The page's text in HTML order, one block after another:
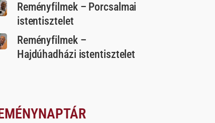
Reményfilmek – Porcsalmai
istentisztelet
Reményfilmek –
Hajdúhadházi istentisztelet